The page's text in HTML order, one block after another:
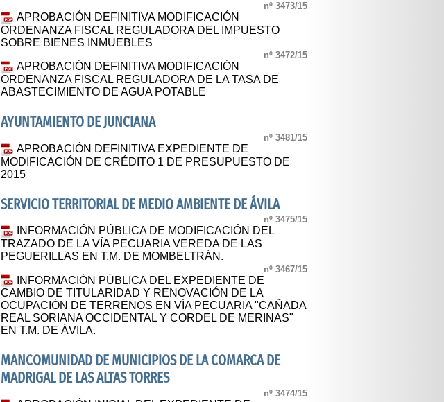
nº 3473/15
APROBACIÓN DEFINITIVA MODIFICACIÓN
ORDENANZA FISCAL REGULADORA DEL IMPUESTO
SOBRE BIENES INMUEBLES
nº 3472/15
APROBACIÓN DEFINITIVA MODIFICACIÓN
ORDENANZA FISCAL REGULADORA DE LA TASA DE
ABASTECIMIENTO DE AGUA POTABLE
AYUNTAMIENTO DE JUNCIANA
nº 3481/15
APROBACIÓN DEFINITIVA EXPEDIENTE DE
MODIFICACIÓN DE CRÉDITO 1 DE PRESUPUESTO DE
2015
SERVICIO TERRITORIAL DE MEDIO AMBIENTE DE ÁVILA
nº 3475/15
INFORMACIÓN PÚBLICA DE MODIFICACIÓN DEL
TRAZADO DE LA VÍA PECUARIA VEREDA DE LAS
PEGUERILLAS EN T.M. DE MOMBELTRÁN.
nº 3467/15
INFORMACIÓN PÚBLICA DEL EXPEDIENTE DE
CAMBIO DE TITULARIDAD Y RENOVACIÓN DE LA
OCUPACIÓN DE TERRENOS EN VÍA PECUARIA "CAÑADA
REAL SORIANA OCCIDENTAL Y CORDEL DE MERINAS"
EN T.M. DE ÁVILA.
MANCOMUNIDAD DE MUNICIPIOS DE LA COMARCA DE
MADRIGAL DE LAS ALTAS TORRES
nº 3474/15